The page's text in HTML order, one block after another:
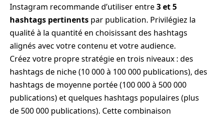
Instagram recommande d’utiliser entre3 et 5
hashtags pertinents par publication. Privilégiez la
qualité à la quantité en choisissant des hashtags
alignés avec votre contenu et votre audience.
Créez votre propre stratégie en trois niveaux : des
hashtags de niche (10 000 à 100 000 publications), des
hashtags de moyenne portée (100 000 à 500 000
publications) et quelques hashtags populaires (plus
de 500 000 publications). Cette combinaison